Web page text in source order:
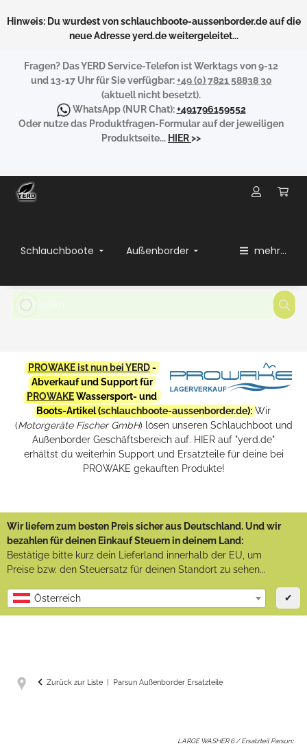
Hinweis: Du wurdest von schlauchboote-aussenborder.de auf die
neue Adresse yerd.de weitergeleitet...
Fragen? Das YERD Service-Telefon ist Werktags von 9-12
und 13-17 Uhr für Sie verfügbar:+49 (0) 7821 58838 30
(aktuell nicht besetzt).
WhatsApp(NUR Chat):+491796159552
Oder nutze das Produktfragen-Formular auf der jeweiligen
Produktseite... HIER>>
Schlauchboote Außenborder mehr...
PROWAKE ist nun bei YERD-
Abverkauf und Support für
PROWAKEWassersport- und
Boots-Artikel (schlauchboote-aussenborder.de): Wir
(Motorgeräte Fischer GmbH) lösen unseren Schlauchboot und
Außenborder Geschäftsbereich auf. HIER auf "yerd.de"
erhältst du weiterhin Support und Ersatzteile für deine bei
PROWAKE gekauften Produkte!
Wir liefern zum besten Preis sicher aus Deutschland. Und wir
bezahlen für deinen Einkauf Steuern in deinem Land:
Bestätige bitte kurz dein Lieferland innerhalb der EU, um
Preise bzw. den Steuersatz für deinen Standort zu sehen...
Österreich ✔
Zurück zur Liste Parsun Außenborder Ersatzteile
LARGE WASHER 6 / Ersatzteil Parsun: